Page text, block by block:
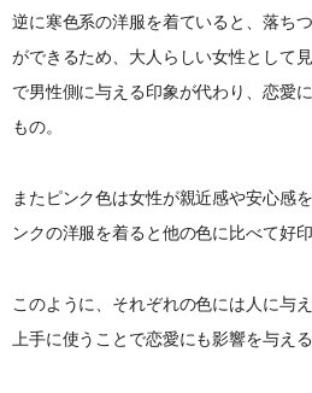
逆に寒色系の洋服を着ていると、落ち
ができるため、大人らしい女性として
で男性側に与える印象が代わり、恋愛
もの。
またピンク色は女性が親近感や安心感
ンクの洋服を着ると他の色に比べて好
このように、それぞれの色には人に与
上手に使うことで恋愛にも影響を与える